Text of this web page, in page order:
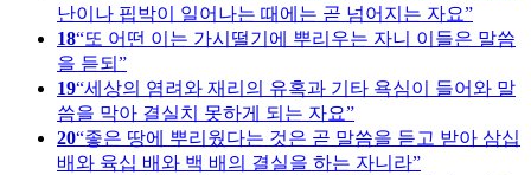
난이나 핍박이 일어나는 때에는 곧 넘어지는 자요
18 또 어떤 이는 가시떨기에 뿌리우는 자니 이들은 말씀
을 듣되
19 세상의 염려와 재리의 유혹과 기타 욕심이 들어와 말
씀을 막아 결실치 못하게 되는 자요
20 좋은 땅에 뿌리웠다는 것은 곧 말씀을 듣고 받아 삼십
배와 육십 배와 백 배의 결실을 하는 자니라